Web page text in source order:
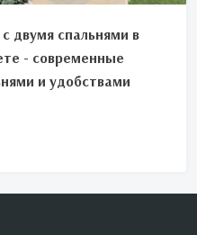
двумя спальнями в
- современные
и удобствами